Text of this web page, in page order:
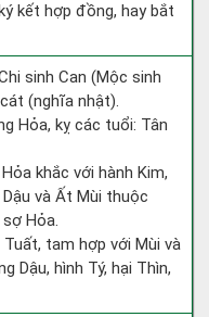
kết hợp đồng, hay bắt
sinh Can (Mộc sinh
(nghĩa nhật).
Hỏa, kỵ các tuổi: Tân
khắc với hành Kim,
và Ất Mùi thuộc
Hỏa.
tam hợp với Mùi và
Dậu, hình Tý, hại Thìn,